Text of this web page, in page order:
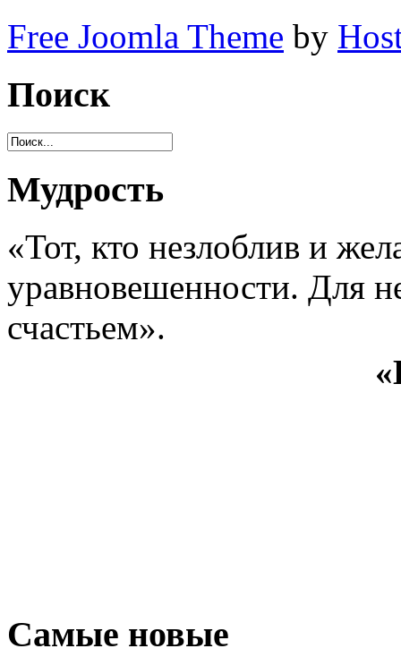
Free Joomla Theme by
Поиск
Мудрость
«Тот, кто незлоблив и
уравновешенности. Для
счастьем».
Самые новые